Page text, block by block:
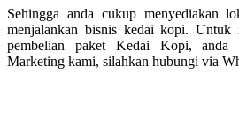
Sehingga anda cukup menyediakan
menjalankan bisnis kedai kopi. Untuk
pembelian paket Kedai Kopi, anda
Marketing kami, silahkan hubungi via